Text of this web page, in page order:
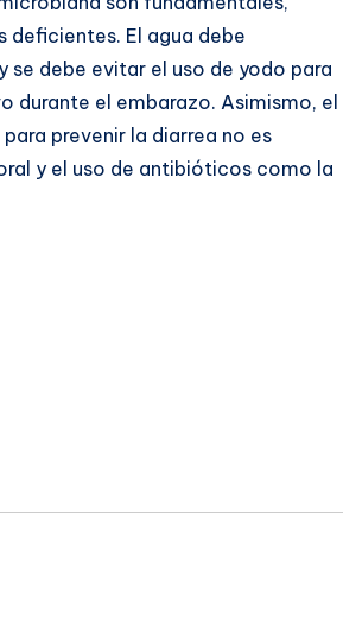
deficientes. El agua debe
debe evitar el uso de yodo para
durante el embarazo. Asimismo, el
prevenir la diarrea no es
y el uso de antibióticos como la